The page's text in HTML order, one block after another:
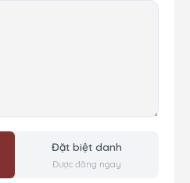
Đặt biệt danh
Được đăng ngay